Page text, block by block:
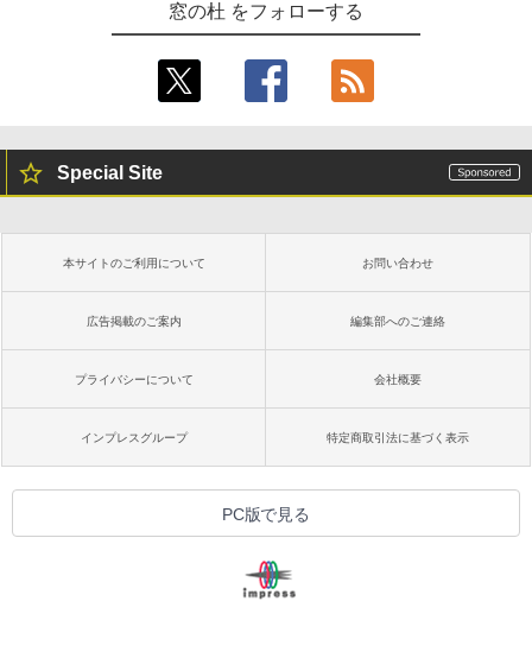
窓の杜 をフォローする
Special Site
本サイトのご利用について お問い合わせ
広告掲載のご案内 編集部へのご連絡
プライバシーについて 会社概要
インプレスグループ 特定商取引法に基づく表示
PC版で見る